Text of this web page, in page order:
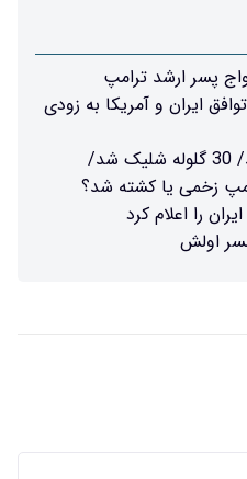
پسر ارشد ترامپ
ایران و آمریکا به زودی
فوری/ تیراندازی در کاخ سفید/ 30 گلوله شلیک شد/
زخمی یا کشته شد؟
را اعلام کرد
اولش